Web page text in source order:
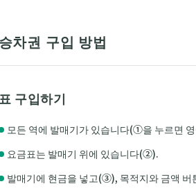
차권 구입 방법
구입하기
모든 역에 발매기가 있습니다(①을 누르면
요금표는 발매기 위에 있습니다(②).
발매기에 현금을 넣고(③), 목적지와 금액